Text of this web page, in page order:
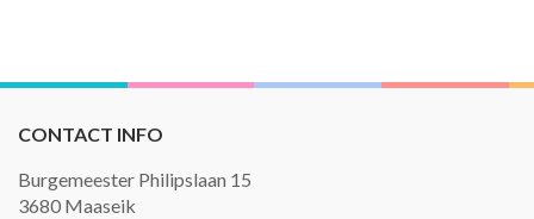
CONTACT INFO
Burgemeester Philipslaan 15
3680 Maaseik